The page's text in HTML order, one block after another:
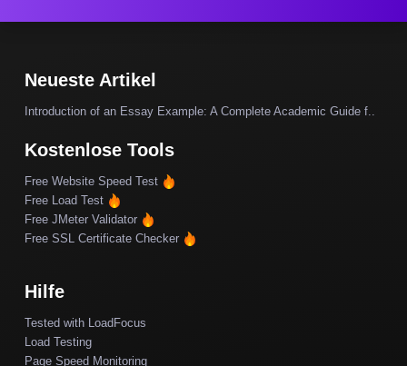
Neueste Artikel
Introduction of an Essay Example: A Complete Academic Guide f..
Kostenlose Tools
Free Website Speed Test
Free Load Test
Free JMeter Validator
Free SSL Certificate Checker
Hilfe
Tested with LoadFocus
Load Testing
Page Speed Monitoring